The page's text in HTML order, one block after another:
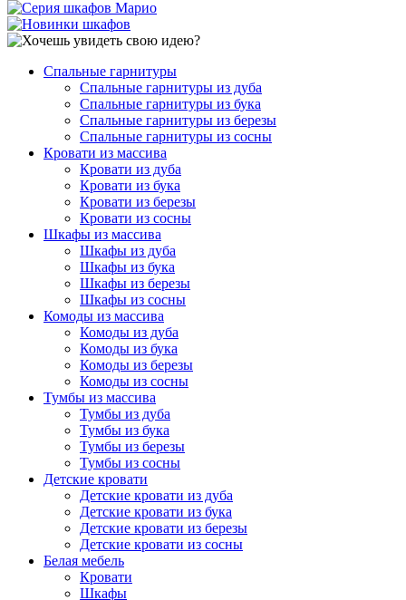
Спальные гарнитуры
Спальные гарнитуры из дуба
Спальные гарнитуры из бука
Спальные гарнитуры из березы
Спальные гарнитуры из сосны
Кровати из массива
Кровати из дуба
Кровати из бука
Кровати из березы
Кровати из сосны
Шкафы из массива
Шкафы из дуба
Шкафы из бука
Шкафы из березы
Шкафы из сосны
Комоды из массива
Комоды из дуба
Комоды из бука
Комоды из березы
Комоды из сосны
Тумбы из массива
Тумбы из дуба
Тумбы из бука
Тумбы из березы
Тумбы из сосны
Детские кровати
Детские кровати из дуба
Детские кровати из бука
Детские кровати из березы
Детские кровати из сосны
Белая мебель
Кровати
Шкафы